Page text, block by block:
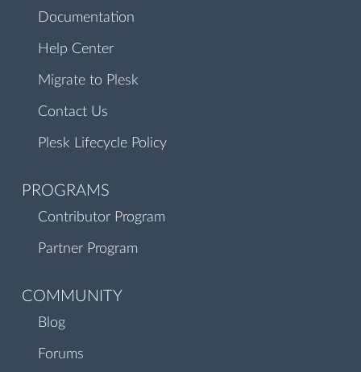
Documentation
Help Center
Migrate to Plesk
Contact Us
Plesk Lifecycle Policy
PROGRAMS
Contributor Program
Partner Program
COMMUNITY
Blog
Forums